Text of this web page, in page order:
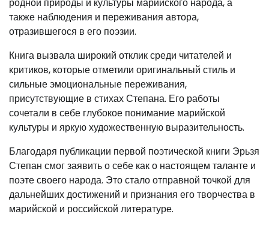
также наблюдения и переживания автора,
отразившегося в его поэзии.
Книга вызвала широкий отклик среди читателей и
критиков, которые отметили оригинальный стиль и
сильные эмоциональные переживания,
присутствующие в стихах Степана. Его работы
сочетали в себе глубокое понимание марийской
культуры и яркую художественную выразительность.
Благодаря публикации первой поэтической книги Эрьзя
Степан смог заявить о себе как о настоящем таланте и
поэте своего народа. Это стало отправной точкой для
дальнейших достижений и признания его творчества в
марийской и российской литературе.